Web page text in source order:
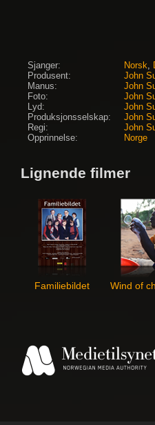
Sjanger: Norsk,
Produsent:
John
Manus:
John
Foto:
John
Lyd:
John
Produksjonsselskap:
John
Regi:
John
Opprinnelse:
Norge
Lignende filmer
Familiebildet Wind of